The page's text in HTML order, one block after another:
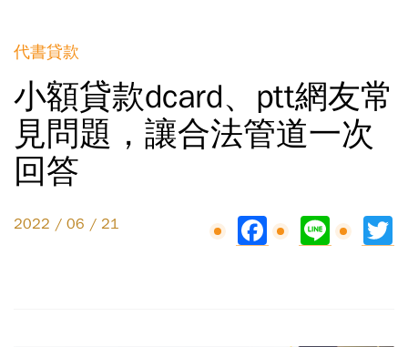
代書貸款
小額貸款dcard、ptt網友常
見問題，讓合法管道一次
回答
2022 / 06 / 21 FacebookLine